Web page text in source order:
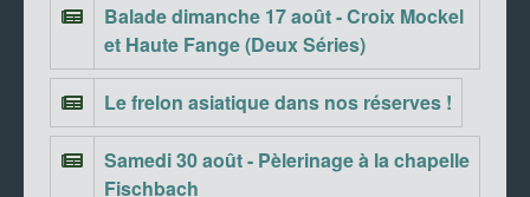
Balade dimanche 17 août - Croix Mockel
et Haute Fange (Deux Séries)
Le frelon asiatique dans nos réserves !
Samedi 30 août - Pèlerinage à la chapelle
Fischbach